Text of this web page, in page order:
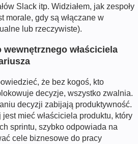
Slack itp. Widziałem, jak zespoły
morale, gdy są włączane w
lub rzeczywiste).
właściciela
że bez kogoś, kto
decyzje, wszystko zwalnia.
decyzji zabijają produktywność.
mieć właściciela produktu, który
sprintu, szybko odpowiada na
cele biznesowe do pracy